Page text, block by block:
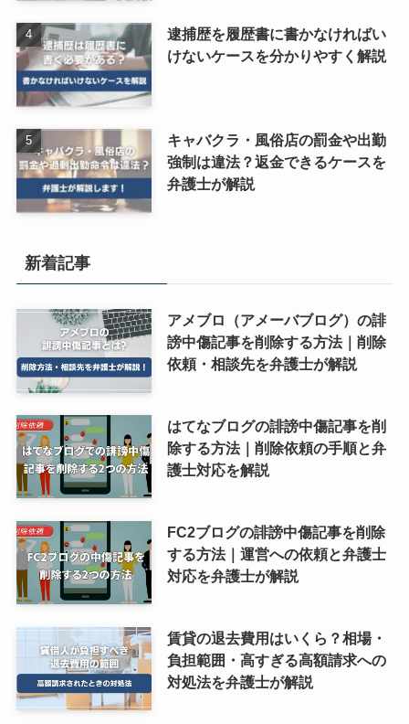
逮捕歴を履歴書に書かなければい
けないケースを分かりやすく解説
キャバクラ・風俗店の罰金や出勤
強制は違法？返金できるケースを
弁護士が解説
新着記事
アメブロ（アメーバブログ）の誹
謗中傷記事を削除する方法｜削除
依頼・相談先を弁護士が解説
はてなブログの誹謗中傷記事を削
除する方法｜削除依頼の手順と弁
護士対応を解説
FC2ブログの誹謗中傷記事を削除
する方法｜運営への依頼と弁護士
対応を弁護士が解説
賃貸の退去費用はいくら？相場・
負担範囲・高すぎる高額請求への
対処法を弁護士が解説